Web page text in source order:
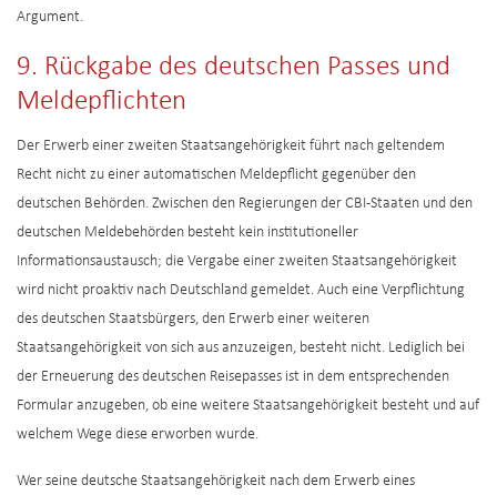
Argument.
9. Rückgabe des deutschen Passes und
Meldepflichten
Der Erwerb einer zweiten Staatsangehörigkeit führt nach geltendem
Recht nicht zu einer automatischen Meldepflicht gegenüber den
deutschen Behörden. Zwischen den Regierungen der CBI-Staaten und den
deutschen Meldebehörden besteht kein institutioneller
Informationsaustausch; die Vergabe einer zweiten Staatsangehörigkeit
wird nicht proaktiv nach Deutschland gemeldet. Auch eine Verpflichtung
des deutschen Staatsbürgers, den Erwerb einer weiteren
Staatsangehörigkeit von sich aus anzuzeigen, besteht nicht. Lediglich bei
der Erneuerung des deutschen Reisepasses ist in dem entsprechenden
Formular anzugeben, ob eine weitere Staatsangehörigkeit besteht und auf
welchem Wege diese erworben wurde.
Wer seine deutsche Staatsangehörigkeit nach dem Erwerb eines